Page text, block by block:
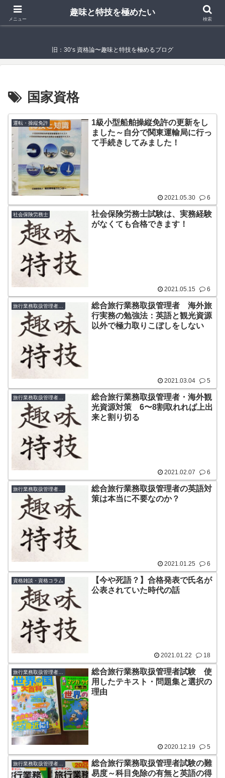
趣味と特技を極めたい
旧：30‘s 資格論〜趣味と特技を極めるブログ
国家資格
運転・操縦免許
1級小型船舶操縦免許の更新をし
ました～自分で関東運輸局に行っ
て手続きしてみました！
2021.05.30 6
社会保険労務士
社会保険労務士試験は、実務経験
がなくても合格できます！
2021.05.15 6
総合旅行業務取扱管理者 海外旅
行実務の勉強法：英語と観光資源
以外で極力取りこぼしをしない
2021.03.04 5
総合旅行業務取扱管理者・海外観
光資源対策 6〜8割取れれば上出
来と割り切る
2021.02.07 6
総合旅行業務取扱管理者の英語対
策は本当に不要なのか？
2021.01.25 6
資格雑談・資格コラム
【今や死語？】合格発表で氏名が
公表されていた時代の話
2021.01.22 18
総合旅行業務取扱管理者試験 使
用したテキスト・問題集と選択の
理由
2020.12.19 5
総合旅行業務取扱管理者試験の難
易度～科目免除の有無と英語の得
メニュー
趣味と特技を極めたい
検索